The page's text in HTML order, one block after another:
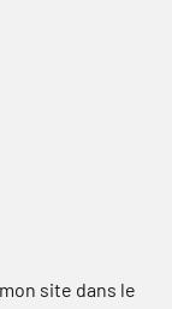
site dans le